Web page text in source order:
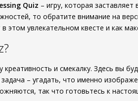
Quiz – игру, которая
то обратите внимание на
этом увлекательном квесте и как
и смекалку. Здесь вы
– угадать, что именно
так что готовьтесь к